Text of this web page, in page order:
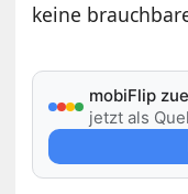
keine
mobiFlip
jetzt als